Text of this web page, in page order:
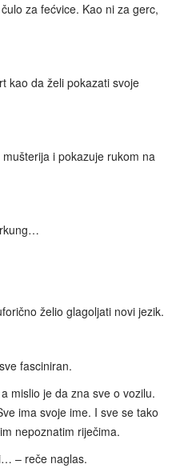
za fećvice. Kao ni za gerc,
kao da želi pokazati svoje
i pokazuje rukom na
želio glagoljati novi jezik.
fasciniran.
mislio je da zna sve o vozilu.
ima svoje ime. I sve se tako
nepoznatim riječima.
– reče naglas.